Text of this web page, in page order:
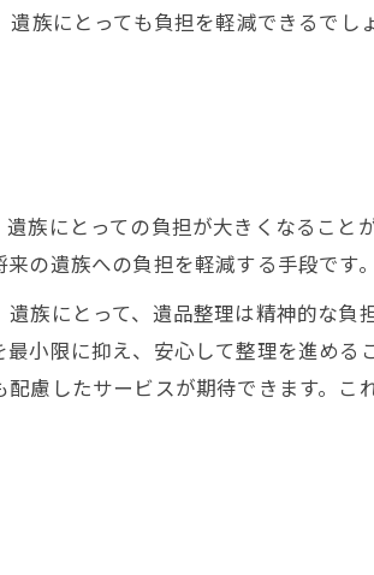
族にとっても負担を軽減できるでし
族にとっての負担が大きくなること
の遺族への負担を軽減する手段です。
族にとって、遺品整理は精神的な負
小限に抑え、安心して整理を進める
慮したサービスが期待できます。こ